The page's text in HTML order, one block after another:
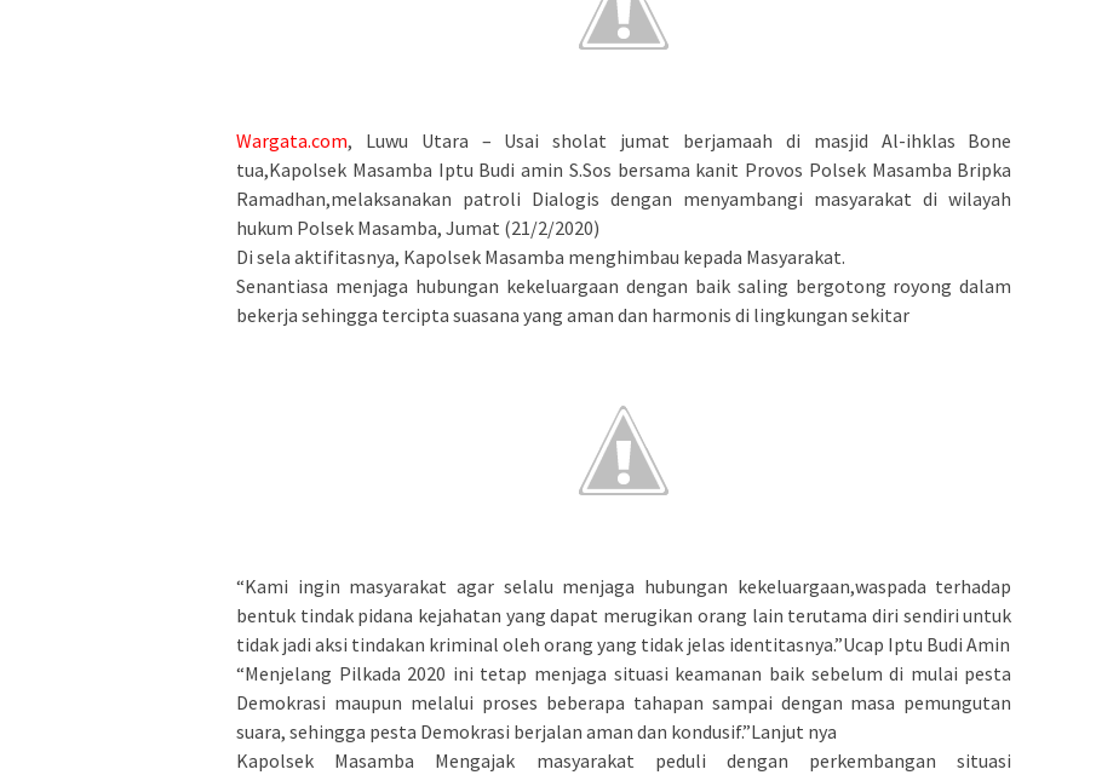
Wargata.com, Luwu Utara – Usai sholat jumat berjamaah di masjid Al-ihklas Bone
tua,Kapolsek Masamba Iptu Budi amin S.Sos bersama kanit Provos Polsek Masamba Bripka
Ramadhan,melaksanakan patroli Dialogis dengan menyambangi masyarakat di wilayah
hukum Polsek Masamba, Jumat (21/2/2020)
Di sela aktifitasnya, Kapolsek Masamba menghimbau kepada Masyarakat.
Senantiasa menjaga hubungan kekeluargaan dengan baik saling bergotong royong dalam
bekerja sehingga tercipta suasana yang aman dan harmonis di lingkungan sekitar
“Kami ingin masyarakat agar selalu menjaga hubungan kekeluargaan,waspada terhadap
bentuk tindak pidana kejahatan yang dapat merugikan orang lain terutama diri sendiri untuk
tidak jadi aksi tindakan kriminal oleh orang yang tidak jelas identitasnya.”Ucap Iptu Budi Amin
“Menjelang Pilkada 2020 ini tetap menjaga situasi keamanan baik sebelum di mulai pesta
Demokrasi maupun melalui proses beberapa tahapan sampai dengan masa pemungutan
suara, sehingga pesta Demokrasi berjalan aman dan kondusif.”Lanjut nya
Kapolsek Masamba Mengajak masyarakat peduli dengan perkembangan situasi